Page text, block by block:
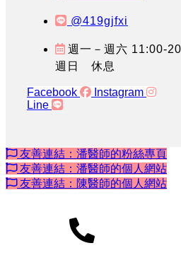
@419gjfxi
週一－週六 11:00-
週日 休息
Facebook
Instagram
Line
友善連結：潘醫師的粉絲專頁
友善連結：潘醫師的個人網站
友善連結：陳醫師的個人網站